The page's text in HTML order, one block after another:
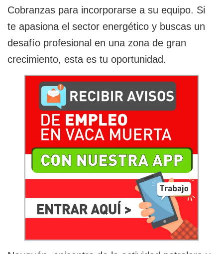
Cobranzas para incorporarse a su equipo. Si
te apasiona el sector energético y buscas un
desafío profesional en una zona de gran
crecimiento, esta es tu oportunidad.